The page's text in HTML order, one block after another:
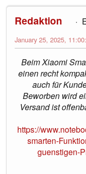
Redaktion
January 25, 2025,
Beim Xiaomi
einen recht
auch für
Beworben wird
Versand ist
https://
smarten-
guenstigen-